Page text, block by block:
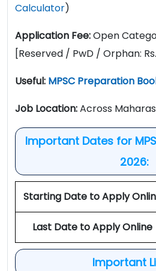
Calculator)
Application Fee:Open
[Reserved / PwD / Orphan:
Useful: MPSC Preparation
Job Location:Across
Important Dates for
2026:
Starting Date to Apply
Last Date to Apply Online
Important